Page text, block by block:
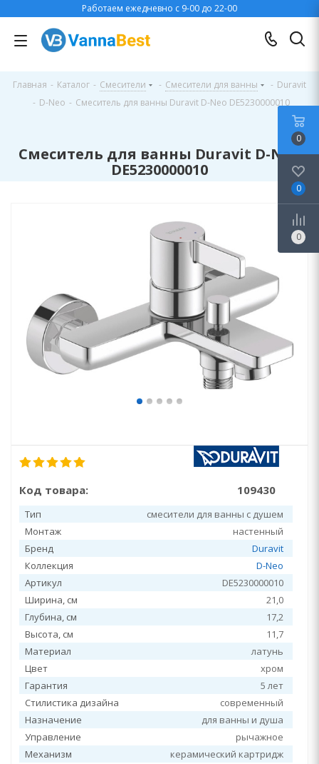
Работаем ежедневно с 9-00 до 22-00
Главная - Каталог - Смесители - Смесители для ванны - Duravit
- D-Neo - Смеситель для ванны Duravit D-Neo DE5230000010
Смеситель для ванны Duravit D-Neo
DE5230000010
Код товара: 109430
Тип
смесители для ванны с душем
Монтаж
настенный
Бренд
Duravit
Коллекция
D-Neo
Артикул
DE5230000010
Ширина, см
21,0
Глубина, см
17,2
Высота, см
11,7
Материал
латунь
Цвет
хром
Гарантия
5 лет
Стилистика дизайна
современный
Назначение
для ванны и душа
Управление
рычажное
Механизм
керамический картридж
0
0
0